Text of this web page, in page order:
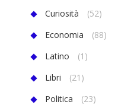
Curiosità
(52)
Economia
(88)
Latino
(1)
Libri
(21)
Politica
(23)